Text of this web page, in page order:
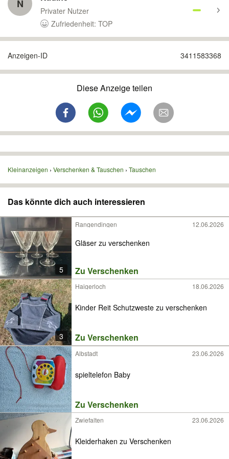
N
Privater Nutzer
Zufriedenheit: TOP
Anzeigen-ID 3411583368
Diese Anzeige teilen
Kleinanzeigen Verschenken & Tauschen Tauschen
Das könnte dich auch interessieren
5
Rangendingen 12.06.2026
Gläser zu verschenken
Zu Verschenken
3
Haigerloch 18.06.2026
Kinder Reit Schutzweste zu verschenken
Zu Verschenken
Albstadt 23.06.2026
spieltelefon Baby
Zu Verschenken
Zwiefalten 23.06.2026
Kleiderhaken zu Verschenken